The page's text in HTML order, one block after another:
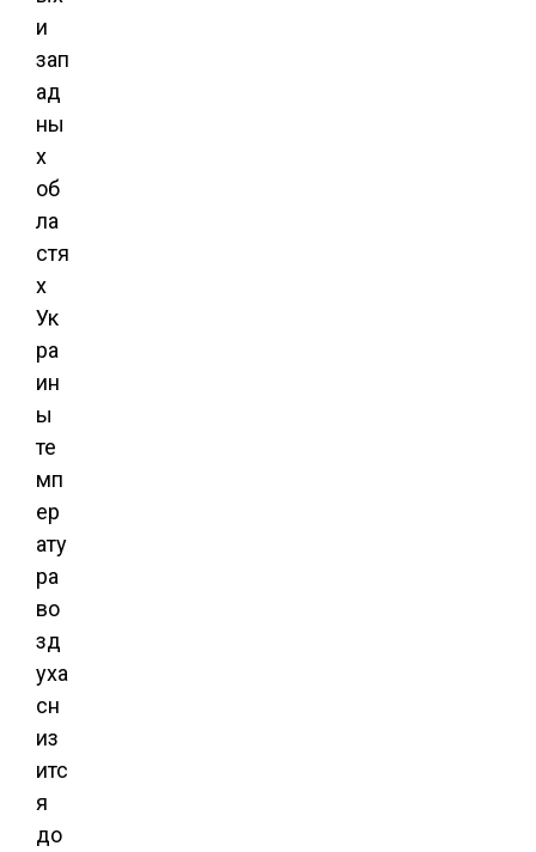
и
зап
ад
ны
х
об
ла
стя
х
Ук
ра
ин
ы
те
мп
ер
ату
ра
во
зд
уха
сн
из
итс
я
до